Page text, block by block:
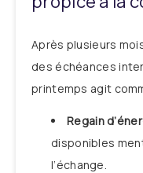
Après plusieurs
des échéances
printemps agit
Regain
disponibles
l’échange.